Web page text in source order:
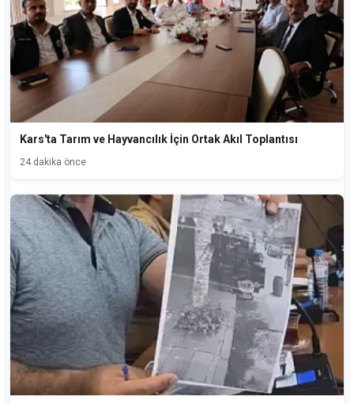
Kars'ta Tarım ve Hayvancılık İçin Ortak Akıl Toplantısı
24 dakika önce